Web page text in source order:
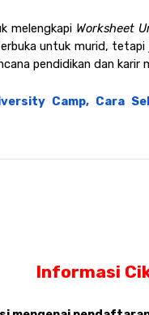
melengkapi Worksheet
untuk murid,
pendidikan dan karir
Camp, Cara
Informasi